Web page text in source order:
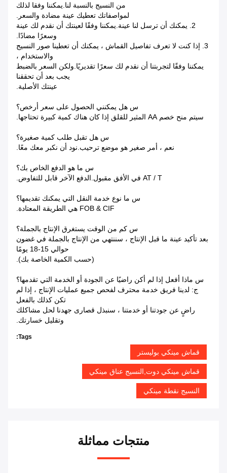
من النسيج بالنسبة لنا.يمكننا وفقا لذلك
لمواصفاتك تعطيك عينة مضادة والسعر.
2. يمكنك أن ترسل لنا عينة.يمكننا وفقًا لعينتك أن نقدم لك عينة
وسعرًا مضادًا.
3. إذا كنت لا تعرف تفاصيل القماش ، يمكنك أن تعطينا صور النسيج
والاستخدام ،
يمكننا وفقًا لتجربتنا أن نقدم لك سعرًا تقديريًا.ولكن السعر بالضبط
يجب بعد أن تحققنا
عينتك الأصلية.
س هل يمكنني الحصول على سعر أرخص؟
سيتم منح خصم AA المثير للقلق إذا كان هناك كمية كبيرة تحتاجها.
س هل تقبل طلب كمية صغيرة؟
نعم ، أمر صغير هو موضع ترحيب.نود أن نكبر معك معًا.
س ما هو الدفع الخاص بك؟
AT / T في الأفق مقبول.الدفع الآخر قابل للتفاوض.
س ما نوع خدمة النقل التي يمكنك تقديمها؟
FOB & CIF هي الطريقة المعتادة.
س كم من الوقت يستغرق الإنتاج بالجملة؟
بعد تأكيد عينة ما قبل الإنتاج ، سننتهي من الإنتاج بالجملة في غضون
حوالي 15-18 يومًا
(حسب الكمية الخاصة بك).
س ماذا أفعل إذا لم أكن راضيًا عن الجودة أو الخدمة التي تقدمها؟
ج: لدينا فريق خدمة محترف لفحص جميع عمليات الإنتاج ، إذا لم
تكن كذلك بالفعل
راضٍ عن جودتنا أو خدمتنا ، سنبذل قصارى جهدنا لحل مشاكلك
وتقليل خسارتك.
Tags:
قماش مينكي بوليستر
قماش مينكي دوت,النسيج عناق مينكي
النسيج نقطة مينكي
منتجات مماثلة